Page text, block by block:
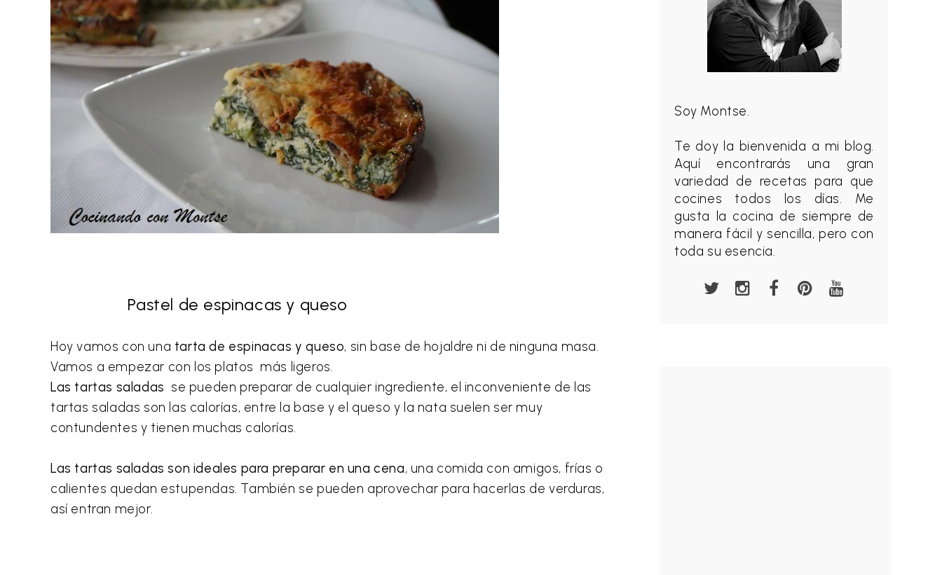
Pastel de espinacas y queso
Hoy vamos con una tarta de espinacas y queso, sin base de hojaldre ni de ninguna masa.
Vamos a empezar con los platos más ligeros.
Las tartas saladas se pueden preparar de cualquier ingrediente, el inconveniente de las
tartas saladas son las calorías, entre la base y el queso y la nata suelen ser muy
contundentes y tienen muchas calorías.
Las tartas saladas son ideales para preparar en una cena, una comida con amigos, frías o
calientes quedan estupendas. También se pueden aprovechar para hacerlas de verduras,
así entran mejor.
Soy Montse.
Te doy la bienvenida a mi blog.
Aquí encontrarás una gran
variedad de recetas para que
cocines todos los días. Me
gusta la cocina de siempre de
manera fácil y sencilla, pero con
toda su esencia.